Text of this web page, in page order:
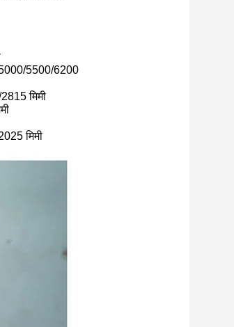
5500/6200
मिमी
मिमी